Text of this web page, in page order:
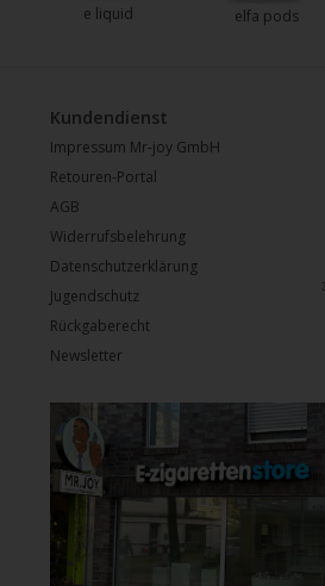
e liquid elfa pods
Kundendienst
Impressum Mr-joy GmbH
Retouren-Portal
AGB
Widerrufsbelehrung
Datenschutzerklärung
Jugendschutz
Rückgaberecht
Newsletter